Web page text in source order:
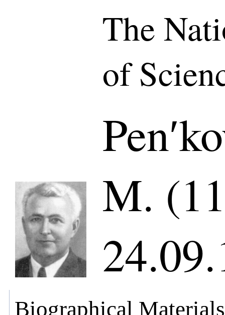
The
of
M.
Biographical Materials